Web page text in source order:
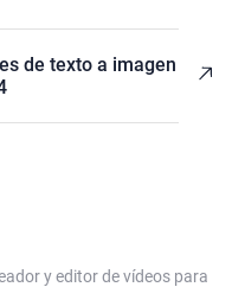
de texto a imagen
y editor de vídeos para